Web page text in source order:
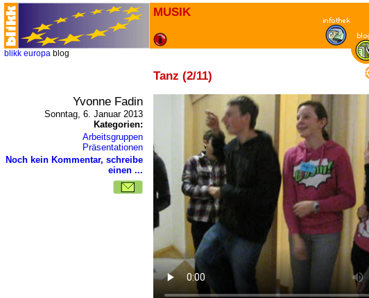
MUSIK
blikk europa blog
Tanz (2/11)
Yvonne Fadin
Sonntag, 6. Januar 2013
Kategorien:
Arbeitsgruppen
Präsentationen
Noch kein Kommentar, schreibe
einen ...